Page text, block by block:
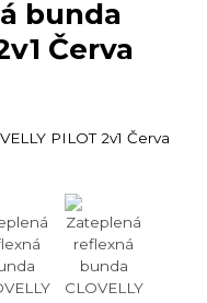
bunda
Červa